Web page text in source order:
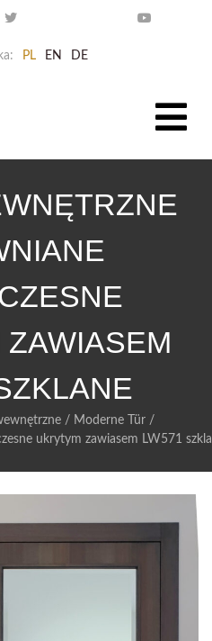
PL EN DE
/ Moderne Tür/
ukrytym zawiasem LW571